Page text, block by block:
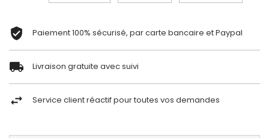
Paiement 100% sécurisé, par carte bancaire et Paypal
Livraison gratuite avec suivi
Service client réactif pour toutes vos demandes